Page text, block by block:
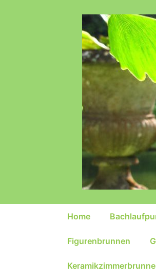
Hauptnavigation
Home
Figurenbrunnen